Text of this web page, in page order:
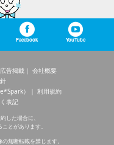
Facebook YouTube
広告掲載
会社概要
）
利用規約
表記
した場合に、
とがあります。
無断転載を禁じます。